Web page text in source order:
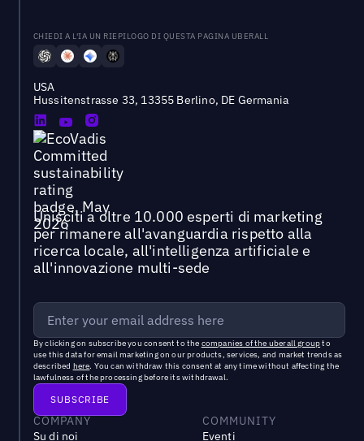
CHIEDI A L'IA UN RIEPILOGO DI QUESTA PAGINA UBERALL
USA
Hussitenstrasse 33, 13355 Berlino, DE Germania
Unisciti a oltre 10.000 esperti di marketing
per rimanere all'avanguardia rispetto alla
ricerca locale, all'intelligenza artificiale e
all'innovazione multi-sede
By clicking on subscribe you consent to the companies of the uberall groupto
use this data for email marketing on our products, services, and market trends as
described here. You can withdraw this consent at any time without affecting the
lawfulness of the processing before its withdrawal.
COMPANY
Su di noi
COMMUNITY
Eventi